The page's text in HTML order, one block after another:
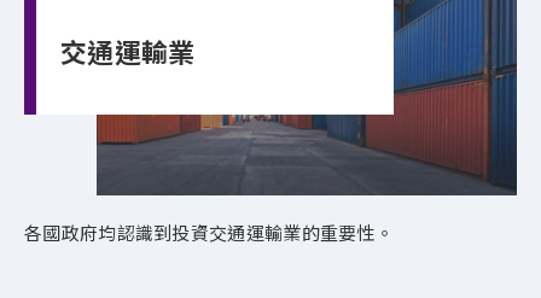
交通運輸業
各國政府均認識到投資交通運輸業的重要性。